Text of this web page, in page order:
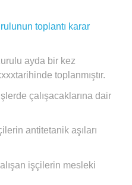
toplantı karar
ayda bir kez
tarihinde toplanmıştır.
çalışacaklarına dair
antitetanik aşıları
işçilerin mesleki